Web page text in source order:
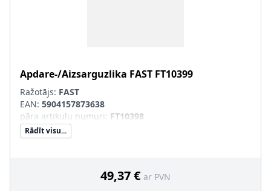
Apdare-/Aizsarguzlika FAST FT10399
Ražotājs: FAST
EAN: 5904157873638
pāra artikulu numuri: FT10398
Rādīt visu...
49,37 € ar PVN